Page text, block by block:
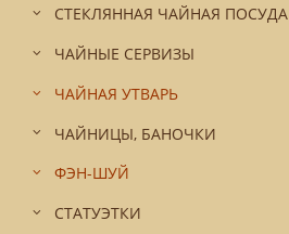
СТЕКЛЯННАЯ ЧАЙНАЯ ПОСУДА
ЧАЙНЫЕ СЕРВИЗЫ
ЧАЙНАЯ УТВАРЬ
ЧАЙНИЦЫ, БАНОЧКИ
ФЭН-ШУЙ
СТАТУЭТКИ